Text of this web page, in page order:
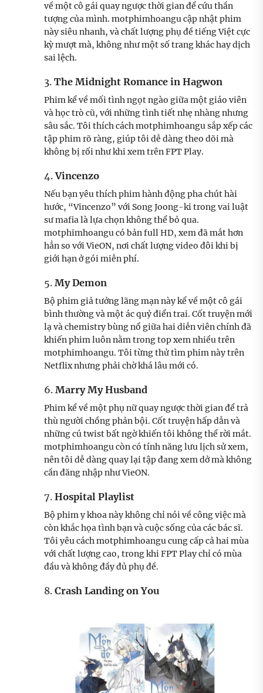
về một cô gái quay ngược thời gian để cứu thần
tượng của mình. motphimhoangu cập nhật phim
này siêu nhanh, và chất lượng phụ đề tiếng Việt cực
kỳ mượt mà, không như một số trang khác hay dịch
sai lệch.
3. The Midnight Romance in Hagwon
Phim kể về mối tình ngọt ngào giữa một giáo viên
và học trò cũ, với những tình tiết nhẹ nhàng nhưng
sâu sắc. Tôi thích cách motphimhoangu sắp xếp các
tập phim rõ ràng, giúp tôi dễ dàng theo dõi mà
không bị rối như khi xem trên FPT Play.
4.Vincenzo
Nếu bạn yêu thích phim hành động pha chút hài
hước, “Vincenzo” với Song Joong-ki trong vai luật
sư mafia là lựa chọn không thể bỏ qua.
motphimhoangu có bản full HD, xem đã mắt hơn
hẳn so với VieON, nơi chất lượng video đôi khi bị
giới hạn ở gói miễn phí.
5. My Demon
Bộ phim giả tưởng lãng mạn này kể về một cô gái
bình thường và một ác quỷ điển trai. Cốt truyện mới
lạ và chemistry bùng nổ giữa hai diễn viên chính đã
khiến phim luôn nằm trong top xem nhiều trên
motphimhoangu. Tôi từng thử tìm phim này trên
Netflix nhưng phải chờ khá lâu mới có.
6. Marry My Husband
Phim kể về một phụ nữ quay ngược thời gian để trả
thù người chồng phản bội. Cốt truyện hấp dẫn và
những cú twist bất ngờ khiến tôi không thể rời mắt.
motphimhoangu còn có tính năng lưu lịch sử xem,
nên tôi dễ dàng quay lại tập đang xem dở mà không
cần đăng nhập như VieON.
7. Hospital Playlist
Bộ phim y khoa này không chỉ nói về công việc mà
còn khắc họa tình bạn và cuộc sống của các bác sĩ.
Tôi yêu cách motphimhoangu cung cấp cả hai mùa
với chất lượng cao, trong khi FPT Play chỉ có mùa
đầu và không đầy đủ phụ đề.
8. Crash Landing on You